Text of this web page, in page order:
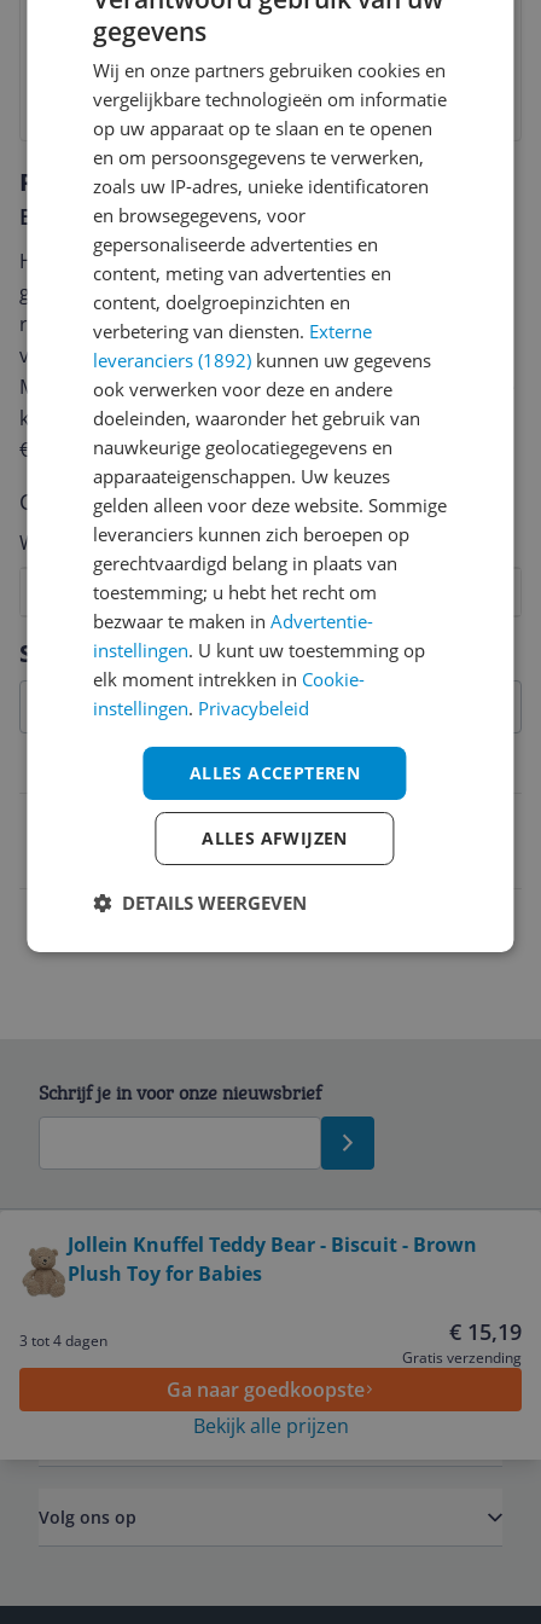
Gratis verzending
Check de website voor de levertijd | Gratis bezorgd >
Bekijk product
Specificaties
Belangrijkste kenmerken
8717329370258
Reviews
Er zijn nog geen reviews geschreven
Heb jij dit product in bezit en wil je graag je mening
geven? Start dan hieronder met het schrijven van je
review. Afhankelijk van de details duurt het schrijven
van een review gemiddeld tussen de 3 en 10 minuten.
Met jouw mening help je andere bezoekers een betere
keuze te maken én maak je iedere maand kans op
€250,-!
Klik hier voor de actievoorwaarden.
Cijfer
Welk cijfer geef jij dit product?
7
6
5
4
3
2
Jollein Knuffel Teddy Bear - Biscuit - Brown
Plush Toy for Babies
3 tot 4 dagen € 15,19
Gratis verzending
Ga naar goedkoopste
Bekijk alle prijzen
Schrijf je in voor onze nieuwsbrief
Service
Algemeen
Volg ons op
gegevens
Wij en onze partners gebruiken cookies en
vergelijkbare technologieën om informatie
op uw apparaat op te slaan en te openen
en om persoonsgegevens te verwerken,
zoals uw IP-adres, unieke identificatoren
en browsegegevens, voor
gepersonaliseerde advertenties en
content, meting van advertenties en
content, doelgroepinzichten en
verbetering van diensten. Externe
leveranciers (1892) kunnen uw gegevens
ook verwerken voor deze en andere
doeleinden, waaronder het gebruik van
nauwkeurige geolocatiegegevens en
apparaateigenschappen. Uw keuzes
gelden alleen voor deze website. Sommige
leveranciers kunnen zich beroepen op
gerechtvaardigd belang in plaats van
toestemming; u hebt het recht om
bezwaar te maken inAdvertentie-
instellingen. U kunt uw toestemming op
elk moment intrekken in Cookie-
instellingen. Privacybeleid
ALLES ACCEPTEREN
ALLES AFWIJZEN
DETAILS WEERGEVEN